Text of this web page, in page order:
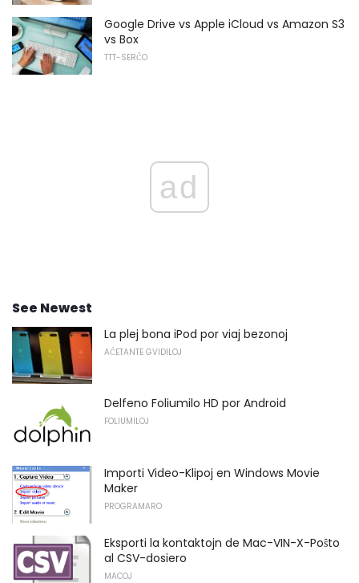
Google Drive vs Apple iCloud vs Amazon S3
vs Box
TTT-SERĈO
ad
See Newest
La plej bona iPod por viaj bezonoj
AĈETANTE GVIDILOJ
Delfeno Foliumilo HD por Android
FOLIUMILOJ
Importi Video-Klipoj en Windows Movie
Maker
PROGRAMARO
Eksporti la kontaktojn de Mac-VIN-X-Poŝto
al CSV-dosiero
MACOJ